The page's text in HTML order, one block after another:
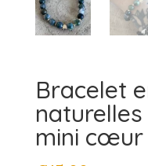
Bracelet
mini cœur